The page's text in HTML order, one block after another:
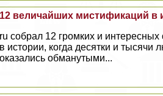
12 величайших мистификаций в
ru собрал 12 громких и интересных
в истории, когда десятки и тысячи
оказались обманутыми...